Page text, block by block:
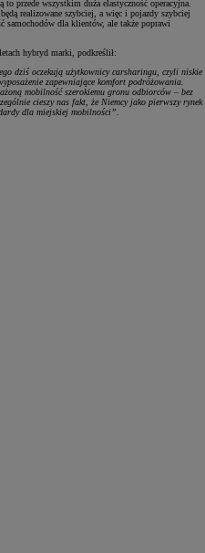
to przede wszystkim duża elastyczność operacyjna.
realizowane szybciej, a więc i pojazdy szybciej
samochodów dla klientów, ale także poprawi
hybryd marki, podkreślił:
dziś oczekują użytkownicy carsharingu, czyli niskie
zapewniające komfort podróżowania.
mobilność szerokiemu gronu odbiorców – bez
cieszy nas fakt, że Niemcy jako pierwszy rynek
dla miejskiej mobilności”.